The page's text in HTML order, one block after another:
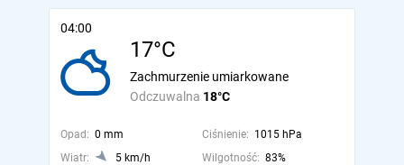
04:00
17°C
Odczuwalna 18°C
Zachmurzenie umiarkowane
Opad: 0 mm Ciśnienie: 1015 hPa
Wiatr:
5 km/h Wilgotność: 83%